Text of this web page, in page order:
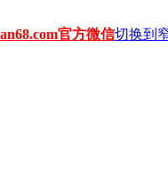
官方微信切换到